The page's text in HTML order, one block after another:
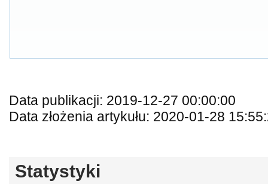
Data publikacji: 2019-12-27 00:00:00
Data złożenia artykułu: 2020-01-28
Statystyki